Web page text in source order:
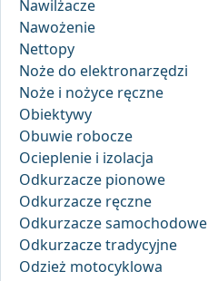
Nawilżacze
Nawożenie
Nettopy
Noże do elektronarzędzi
Noże i nożyce ręczne
Obiektywy
Obuwie robocze
Ocieplenie i izolacja
Odkurzacze pionowe
Odkurzacze ręczne
Odkurzacze samochodowe
Odkurzacze tradycyjne
Odzież motocyklowa